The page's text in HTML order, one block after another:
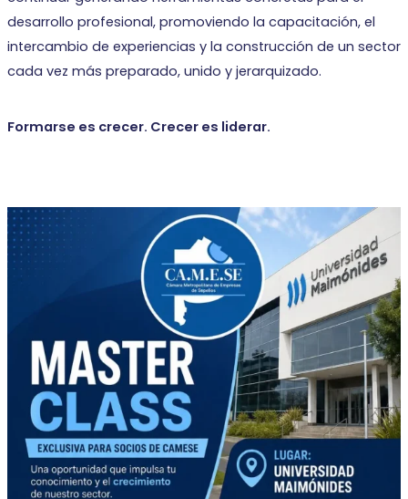
desarrollo profesional, promoviendo la capacitación, el
intercambio de experiencias y la construcción de un sector
cada vez más preparado, unido y jerarquizado.
Formarse es crecer. Crecer es liderar.